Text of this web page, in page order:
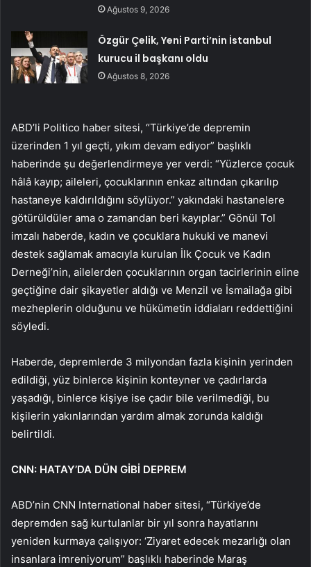
Ağustos 9, 2026
Özgür Çelik, Yeni Parti’nin İstanbul
kurucu il başkanı oldu
Ağustos 8, 2026
ABD’li Politico haber sitesi, “Türkiye’de depremin
üzerinden 1 yıl geçti, yıkım devam ediyor” başlıklı
haberinde şu değerlendirmeye yer verdi: “Yüzlerce çocuk
hâlâ kayıp; aileleri, çocuklarının enkaz altından çıkarılıp
hastaneye kaldırıldığını söylüyor.” yakındaki hastanelere
götürüldüler ama o zamandan beri kayıplar.” Gönül Tol
imzalı haberde, kadın ve çocuklara hukuki ve manevi
destek sağlamak amacıyla kurulan İlk Çocuk ve Kadın
Derneği’nin, ailelerden çocuklarının organ tacirlerinin eline
geçtiğine dair şikayetler aldığı ve Menzil ve İsmailağa gibi
mezheplerin olduğunu ve hükümetin iddiaları reddettiğini
söyledi.
Haberde, depremlerde 3 milyondan fazla kişinin yerinden
edildiği, yüz binlerce kişinin konteyner ve çadırlarda
yaşadığı, binlerce kişiye ise çadır bile verilmediği, bu
kişilerin yakınlarından yardım almak zorunda kaldığı
belirtildi.
CNN: HATAY’DA DÜN GİBİ DEPREM
ABD’nin CNN International haber sitesi, “Türkiye’de
depremden sağ kurtulanlar bir yıl sonra hayatlarını
yeniden kurmaya çalışıyor: ‘Ziyaret edecek mezarlığı olan
insanlara imreniyorum” başlıklı haberinde Maraş